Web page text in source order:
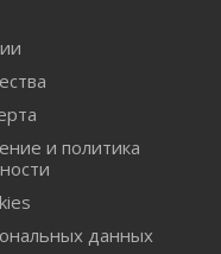
и политика
данных